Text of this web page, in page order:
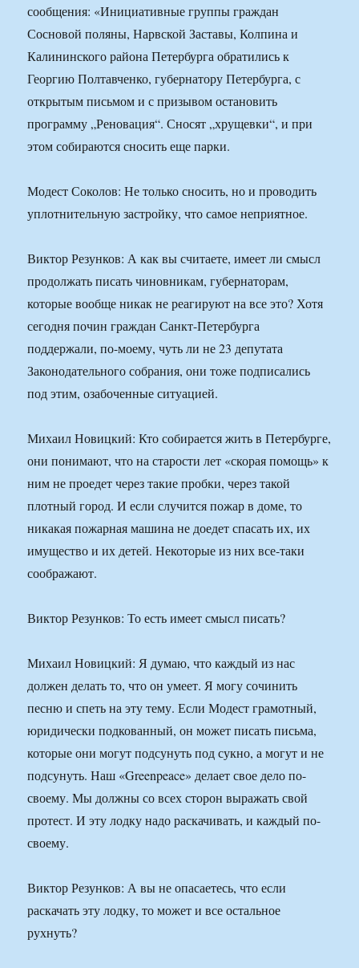
сообщения: «Инициативные группы граждан
Сосновой поляны, Нарвской Заставы, Колпина и
Калининского района Петербурга обратились к
Георгию Полтавченко, губернатору Петербурга, с
открытым письмом и с призывом остановить
программу „Реновация“. Сносят „хрущевки“, и при
этом собираются сносить еще парки.
Модест Соколов: Не только сносить, но и проводить
уплотнительную застройку, что самое неприятное.
Виктор Резунков: А как вы считаете, имеет ли смысл
продолжать писать чиновникам, губернаторам,
которые вообще никак не реагируют на все это? Хотя
сегодня почин граждан Санкт-Петербурга
поддержали, по-моему, чуть ли не 23 депутата
Законодательного собрания, они тоже подписались
под этим, озабоченные ситуацией.
Михаил Новицкий: Кто собирается жить в Петербурге,
они понимают, что на старости лет «скорая помощь» к
ним не проедет через такие пробки, через такой
плотный город. И если случится пожар в доме, то
никакая пожарная машина не доедет спасать их, их
имущество и их детей. Некоторые из них все-таки
соображают.
Виктор Резунков: То есть имеет смысл писать?
Михаил Новицкий: Я думаю, что каждый из нас
должен делать то, что он умеет. Я могу сочинить
песню и спеть на эту тему. Если Модест грамотный,
юридически подкованный, он может писать письма,
которые они могут подсунуть под сукно, а могут и не
подсунуть. Наш «Greenpeace» делает свое дело по-
своему. Мы должны со всех сторон выражать свой
протест. И эту лодку надо раскачивать, и каждый по-
своему.
Виктор Резунков: А вы не опасаетесь, что если
раскачать эту лодку, то может и все остальное
рухнуть?